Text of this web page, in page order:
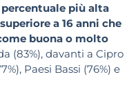
più alta
a 16 anni che
buona o molto
(83%), davanti a Cipro
Paesi Bassi (76%) e